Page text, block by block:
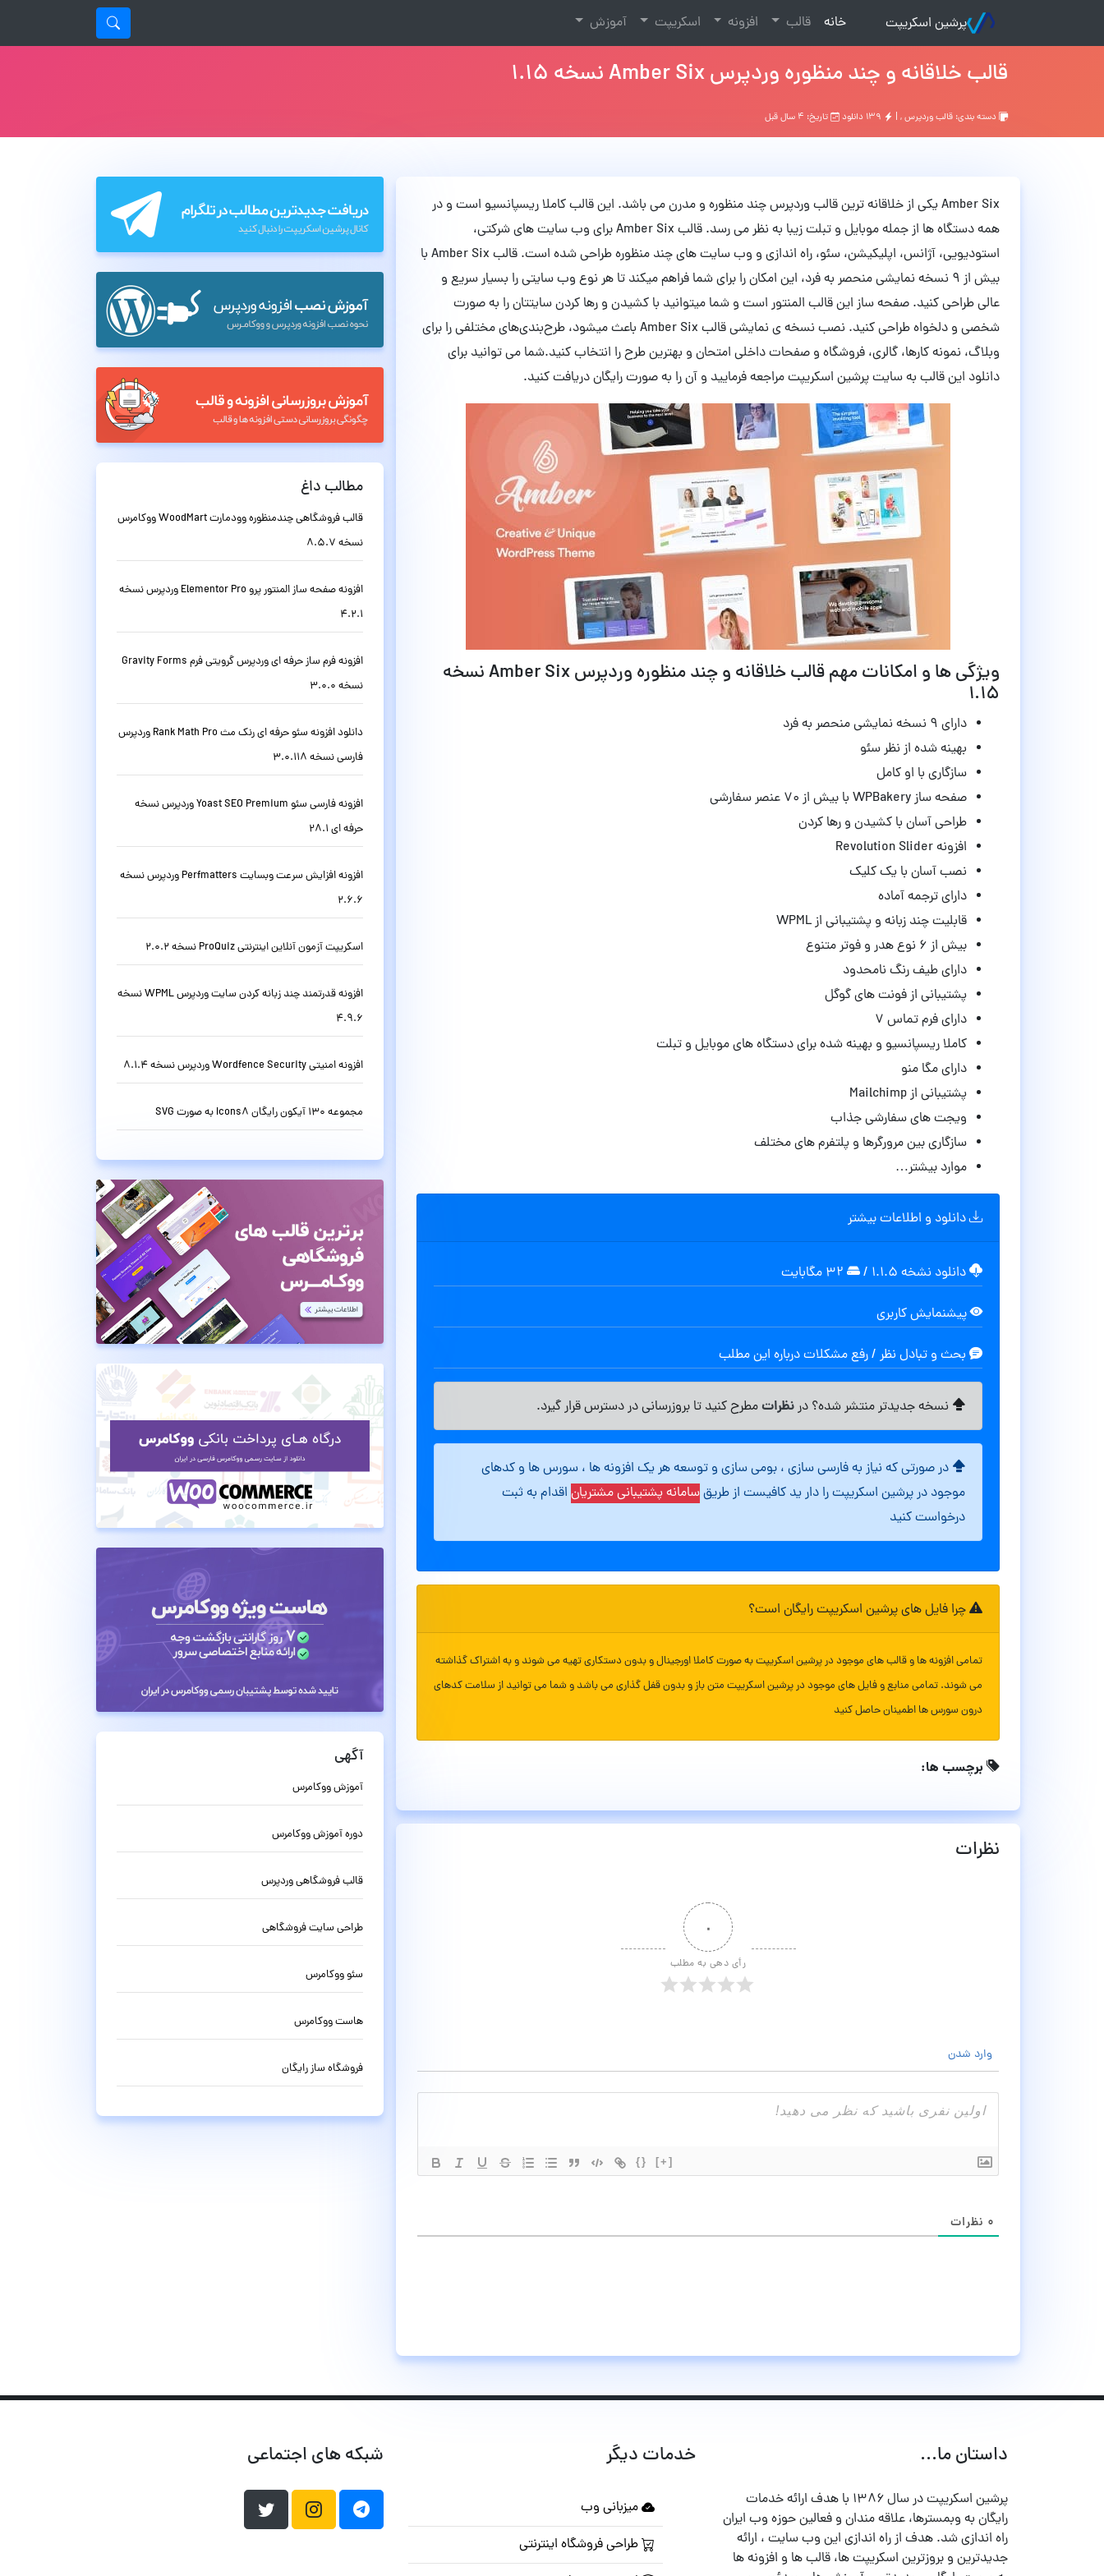
پرشین اسکریپت خانه
(current) قالب افزونه اسکریپت آموزش
قالب خلاقانه و چند منظوره وردپرس Amber Six نسخه 1.15
دسته بندی: قالب وردپرس, | تاریخ: ۴ سال قبل
Amber Six یکی از خلاقانه ترین قالب وردپرس چند منظوره و مدرن می باشد. این قالب کاملا ریسپانسیو است و در
همه دستگاه ها از جمله موبایل و تبلت زیبا به نظر می رسد. قالب Amber Six برای وب سایت های شرکتی،
استودیویی، آژانس، اپلیکیشن، سئو، راه اندازی و وب سایت های چند منظوره طراحی شده است. قالب Amber Six با
بیش از 9 نسخه نمایشی منحصر به فرد، این امکان را برای شما فراهم میکند تا هر نوع وب سایتی را بسیار سریع و
عالی طراحی کنید. صفحه ساز این قالب المنتور است و شما میتوانید با کشیدن و رها کردن سایتتان را به صورت
شخصی و دلخواه طراحی کنید. نصب نسخه ی نمایشی قالب Amber Six باعث میشود، طرح‌بندی‌های مختلفی را برای
وبلاگ، نمونه کارها، گالری، فروشگاه و صفحات داخلی امتحان و بهترین طرح را انتخاب کنید.شما می توانید برای
دانلود این قالب به سایت پرشین اسکریپت مراجعه فرمایید و آن را به صورت رایگان دریافت کنید.
ویژگی ها و امکانات مهم قالب خلاقانه و چند منظوره وردپرس Amber Six نسخه
1.15
دارای ۹ نسخه نمایشی منحصر به فرد
بهینه شده از نظر سئو
سازگاری با او کامل
صفحه ساز WPBakery با بیش از 70 عنصر سفارشی
طراحی آسان با کشیدن و رها کردن
افزونه Revolution Slider
نصب آسان با یک کلیک
دارای ترجمه آماده
قابلیت چند زبانه و پشتیبانی از WPML
بیش از ۶ نوع هدر و فوتر متنوع
دارای طیف رنگ نامحدود
پشتیبانی از فونت های گوگل
دارای فرم تماس ۷
کاملا ریسپانسیو و بهینه شده برای دستگاه های موبایل و تبلت
دارای مگا منو
پشتیبانی از Mailchimp
ویجت های سفارشی جذاب
سازگاری بین مرورگرها و پلتفرم های مختلف
موارد بیشتر…
دانلود و اطلاعات بیشتر
دانلود نشخه ۱.۱.۵ /
پیشنمایش کاربری
بحث و تبادل نظر / رفع مشکلات درباره این مطلب
نسخه جدیدتر منتشر شده؟ درنظراتمطرح کنید تا بروزرسانی در دسترس قرار گیرد.
در صورتی که نیاز به فارسی سازی ، بومی سازی و توسعه هر یک افزونه ها ، سورس ها و کدهای
موجود در پرشین اسکریپت را دار ید کافیست از طریقسامانه پشتیبانی مشتریان اقدام به ثبت
درخواست کنید
چرا فایل های پرشین اسکریپت رایگان است؟
تمامی افزونه ها و قالب های موجود در پرشین اسکریپت به صورت کاملا اورجینال و بدون دستکاری تهیه می شوند و به اشتراک گذاشته
می شوند. تمامی منابع و فایل های موجود در پرشین اسکریپت متن باز و بدون قفل گذاری می باشد و شما می توانید از سلامت کدهای
درون سورس ها اطمینان حاصل کنید
برچسب ها:
نظرات
۰
رأی دهی به مطلب
وارد شدن
{} [+]
۰ نظرات
مطالب داغ
قالب فروشگاهی چندمنظوره وودمارت WoodMart ووکامرس
نسخه 8.5.7
افزونه صفحه ساز المنتور پرو Elementor Pro وردپرس نسخه
4.2.1
افزونه فرم ساز حرفه ای وردپرس گرویتی فرم Gravity Forms
نسخه 3.0.0
دانلود افزونه سئو حرفه ای رنک مث Rank Math Pro وردپرس
فارسی نسخه 3.0.118
افزونه فارسی سئو Yoast SEO Premium وردپرس نسخه
حرفه ای 28.1
افزونه افزایش سرعت وبسایت Perfmatters وردپرس نسخه
2.6.6
اسکریپت آزمون آنلاین اینترنتی ProQuiz نسخه 2.0.2
افزونه قدرتمند چند زبانه کردن سایت وردپرس WPML نسخه
4.9.6
افزونه امنیتی Wordfence Security وردپرس نسخه 8.1.4
مجموعه 130 آیکون رایگان Icons8 به صورت SVG
آگهی
آموزش ووکامرس
دوره آموزش ووکامرس
قالب فروشگاهی وردپرس
طراحی سایت فروشگاهی
سئو ووکامرس
هاست ووکامرس
فروشگاه ساز رایگان
داستان ما...
پرشین اسکریپت در سال ۱۳۸۶ با هدف ارائه خدمات
رایگان به وبمسترها، علاقه مندان و فعالین حوزه وب ایران
راه اندازی شد. هدف از راه اندازی این وب سایت ، ارائه
جدیدترین و بروزترین اسکریپت ها، قالب ها و افزونه ها
خدمات دیگر
میزبانی وب
طراحی فروشگاه اینترنتی
شبکه های اجتماعی